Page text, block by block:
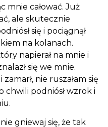
mnie całować. Już
ale skutecznie
się i pociągnął
na kolanach.
napierał na mnie i
się we mnie.
nie ruszałam się
chwili podniósł wzrok i
gniewaj się, że tak